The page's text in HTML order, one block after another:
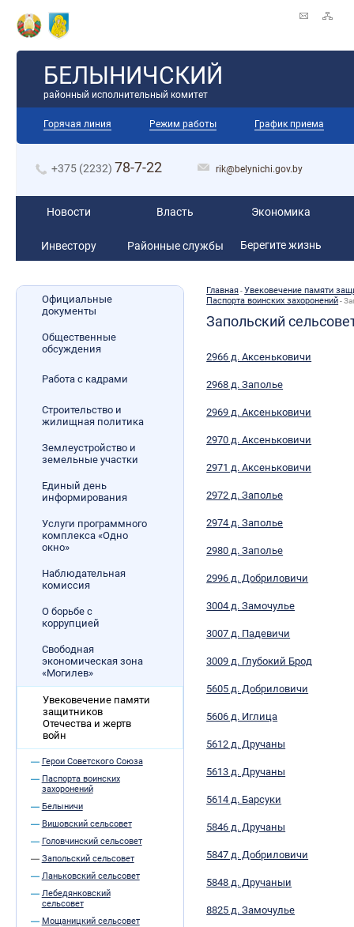
БЕЛЫНИЧСКИЙ
районный исполнительный комитет
Горячая линия Режим работы График приема
+375 (2232) 78-7-22 rik@belynichi.gov.by
Новости Власть Экономика
Инвестору Районные службы Берегите жизнь
Официальные
документы
Общественные
обсуждения
Работа с кадрами
Строительство и
жилищная политика
Землеустройство и
земельные участки
Единый день
информирования
Услуги программного
комплекса «Одно
окно»
Наблюдательная
комиссия
О борьбе с
коррупцией
Свободная
экономическая зона
«Могилев»
Увековечение памяти
защитников
Отечества и жертв
войн
Герои Советского Союза
Паспорта воинских
захоронений
Белыничи
Вишовский сельсовет
Головчинский сельсовет
Запольский сельсовет
Ланьковский сельсовет
Лебедянковский
сельсовет
Мощаницкий сельсовет
Главная-Увековечение памяти
Паспорта воинских захоронений-
Запольский
2966 д. Аксеньковичи
2968 д. Заполье
2969 д. Аксеньковичи
2970 д. Аксеньковичи
2971 д. Аксеньковичи
2972 д. Заполье
2974 д. Заполье
2980 д. Заполье
2996 д. Добриловичи
3004 д. Замочулье
3007 д. Падевичи
3009 д. Глубокий Брод
5605 д. Добриловичи
5606 д. Иглица
5612 д. Дручаны
5613 д. Дручаны
5614 д. Барсуки
5846 д. Дручаны
5847 д. Добриловичи
5848 д. Дручаныи
8825 д. Замочулье